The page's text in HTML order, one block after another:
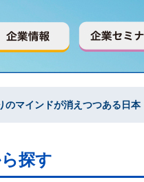
のマインドが消えつつある日
探す